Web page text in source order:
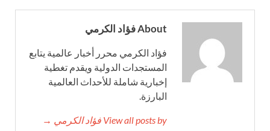
About فؤاد الكرمي
فؤاد الكرمي محرر أخبار عالمية يتابع
المستجدات الدولية ويقدم تغطية
إخبارية شاملة للأحداث العالمية
البارزة.
View all posts by فؤاد الكرمي →